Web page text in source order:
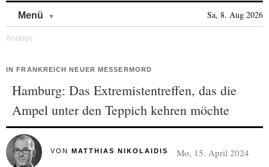
Menü Sa, 8. Aug 2026
IN FRANKREICH NEUER MESSERMORD
Hamburg: Das Extremistentreffen, das die
Ampel unter den Teppich kehren möchte
VON MATTHIAS NIKOLAIDIS Mo, 15. April 2024